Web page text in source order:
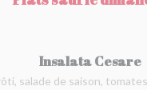
Insalata Cesare
salade de saison,